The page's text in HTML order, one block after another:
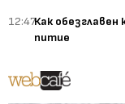
12:47Как
питие